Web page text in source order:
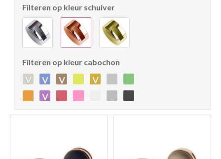
Filteren op kleur schuiver
Filteren op kleur cabochon
v v v
v
v